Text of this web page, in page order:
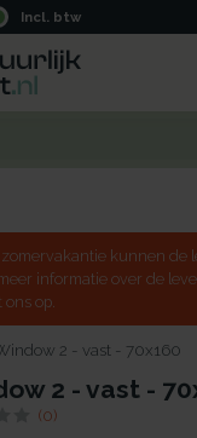
Incl. btw
kunnen de
informatie over de
op.
2 - vast - 70x160
2 - vast -
(0)